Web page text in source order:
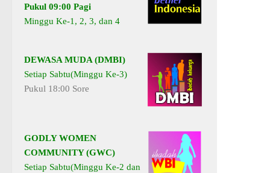
Pukul 09:00 Pagi
Minggu Ke-1, 2, 3, dan 4
DEWASA MUDA (DMBI)
Setiap Sabtu(Minggu Ke-3)
Pukul 18:00 Sore
GODLY WOMEN
COMMUNITY (GWC)
Setiap Sabtu(Minggu Ke-2 dan